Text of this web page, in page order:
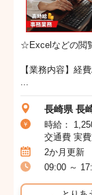
☆Excelなどの閲
【業務内容】経
...
長崎県 長
時給：
交通費 実
2か月更新
09:00 ～